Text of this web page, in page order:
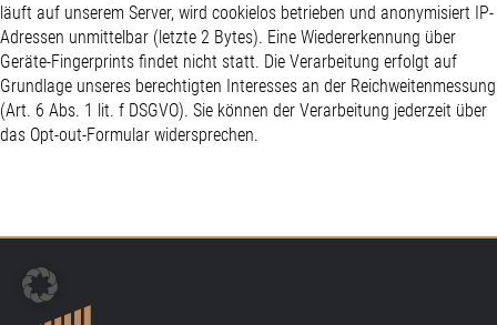
läuft auf unserem Server, wird cookielos betrieben und anonymisiert IP-
Adressen unmittelbar (letzte 2 Bytes). Eine Wiedererkennung über
Geräte-Fingerprints findet nicht statt. Die Verarbeitung erfolgt auf
Grundlage unseres berechtigten Interesses an der Reichweiten­messung
(Art. 6 Abs. 1 lit. f DSGVO). Sie können der Verarbeitung jederzeit über
das Opt-out-Formular widersprechen.